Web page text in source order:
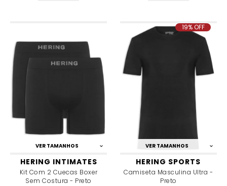
VER TAMANHOS
HERING INTIMATES
Kit Com 2 Cuecas Boxer
Sem Costura - Preto
VER TAMANHOS
HERING SPORTS
Camiseta Masculina Ultra -
Preto
19% OFF